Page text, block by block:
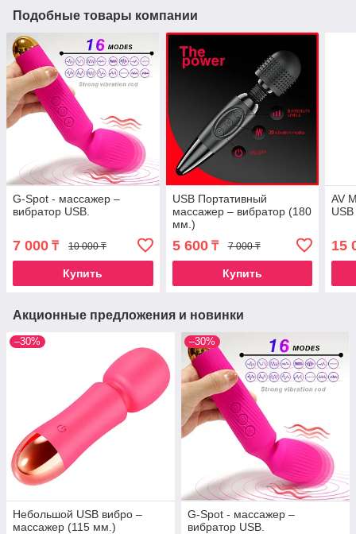
Подобные товары компании
G-Spot - массажер –
вибратор USB.
7 000 ₸ 10 000 ₸
Купить
USB Портативный
массажер – вибратор (180
мм.)
5 600₸ 7 000 ₸
Купить
AV
15
Акционные предложения и новинки
–30%
Небольшой USB вибро –
массажер (115 мм.)
–30%
G-Spot - массажер –
вибратор USB.